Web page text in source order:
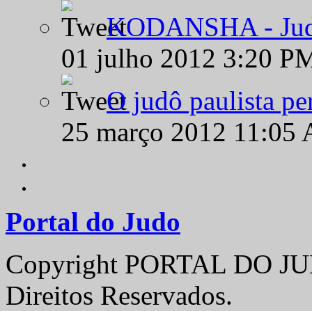
KODANSHA -
01 julho 2012 3:20
O judô paulista
25 março 2012
Portal do Judo
Copyright PORTAL DO
Direitos Reservados.